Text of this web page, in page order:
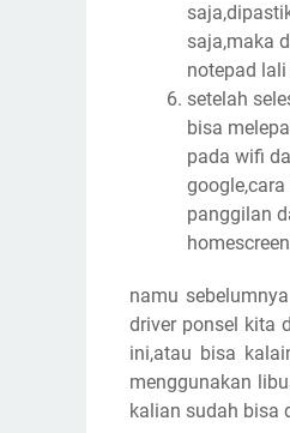
saja,maka
notepad
setelah
bisa
pada wifi
panggilan
namu
driver ponsel kita
ini,atau bisa
menggunakan
kalian sudah bisa